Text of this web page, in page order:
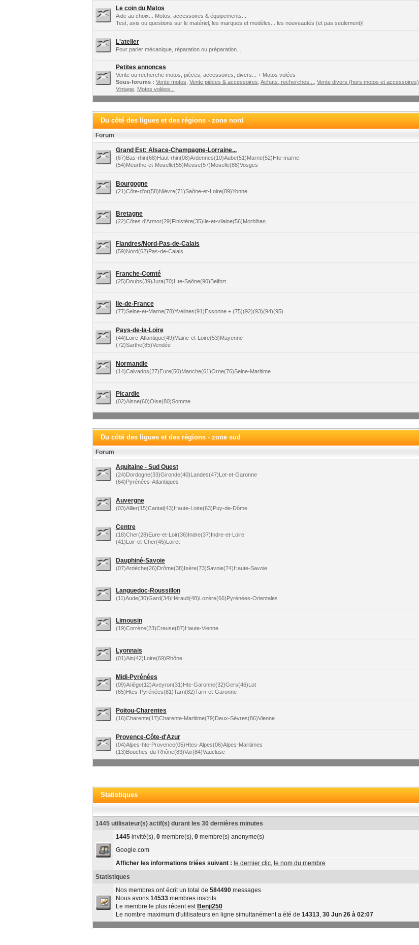
Le coin du Matos
Aide au choix... Motos, accessoires & équipements...
Test, avis ou questions sur le matériel, les marques et modèles... les nouveautés (et pas seulement)!
L'atelier
Pour parler mécanique, réparation ou préparation...
Petites annonces
Vente ou recherche motos, pièces, accessoires, divers... + Motos volées
Sous-forums : Vente motos Vente pièces & accessoires Achats, recherches... Vente divers (hors motos et accessoires)
Vintage, Motos volées...
Du côté des ligues et des régions - zone nord
Forum
Grand Est: Alsace-Champagne-Lorraine...
(67)Bas-rhin(68)Haut-rhin(08)Ardennes(10)Aube(51)Marne(52)Hte-marne
(54)Meurthe-et-Moselle(55)Meuse(57)Moselle(88)Vosges
Bourgogne
(21)Côte-d'or(58)Nièvre(71)Saône-et-Loire(89)Yonne
Bretagne
(22)Côtes d'Armor(29)Finistère(35)Ile-et-vilaine(56)Morbihan
Flandres/Nord-Pas-de-Calais
(59)Nord(62)Pas-de-Calais
Franche-Comté
(25)Doubs(39)Jura(70)Hte-Saône(90)Belfort
Ile-de-France
(77)Seine-et-Marne(78)Yvelines(91)Essonne + (75)(92)(93)(94)(95)
Pays-de-la-Loire
(44)Loire-Atlantique(49)Maine-et-Loire(53)Mayenne
(72)Sarthe(85)Vendée
Normandie
(14)Calvados(27)Eure(50)Manche(61)Orne(76)Seine-Maritime
Picardie
(02)Aisne(60)Oise(80)Somme
Du côté des ligues et des régions - zone sud
Forum
Aquitaine - Sud Ouest
(24)Dordogne(33)Gironde(40)Landes(47)Lot-et-Garonne
(64)Pyrénées-Atlantiques
Auvergne
(03)Allier(15)Cantal(43)Haute-Loire(63)Puy-de-Dôme
Centre
(18)Cher(28)Eure-et-Loir(36)Indre(37)Indre-et-Loire
(41)Loir-et-Cher(45)Loiret
Dauphiné-Savoie
(07)Ardèche(26)Drôme(38)Isère(73)Savoie(74)Haute-Savoie
Languedoc-Roussillon
(11)Aude(30)Gard(34)Hérault(48)Lozère(66)Pyrénées-Orientales
Limousin
(19)Corrèze(23)Creuse(87)Haute-Vienne
Lyonnais
(01)Ain(42)Loire(69)Rhône
Midi-Pyrénées
(09)Ariège(12)Aveyron(31)Hte-Garonne(32)Gers(46)Lot
(65)Htes-Pyrénées(81)Tarn(82)Tarn-et-Garonne
Poitou-Charentes
(16)Charente(17)Charente-Maritime(79)Deux-Sèvres(86)Vienne
Provence-Côte-d'Azur
(04)Alpes-hte-Provence(05)Htes-Alpes(06)Alpes-Maritimes
(13)Bouches-du-Rhône(83)Var(84)Vaucluse
Statistiques
1445 utilisateur(s) actif(s) durant les 30 dernières minutes
1445invité(s), 0membre(s), 0membre(s) anonyme(s)
Google.com
Afficher les informations triées suivant : le dernier clic, le nom du membre
Statistiques
Nos membres ont écrit un total de 584490messages
Nous avons 14533membres inscrits
Le membre le plus récent est Benji250
Le nombre maximum d'utilisateurs en ligne simultanément a été de 14313, 30 Jun 26 à 02:07